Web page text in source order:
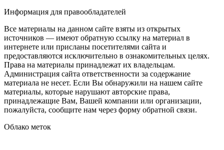
Информация для правообладателей
Все материалы на данном сайте взяты из открытых
источников — имеют обратную ссылку на материал в
интернете или присланы посетителями сайта и
предоставляются исключительно в ознакомительных целях.
Права на материалы принадлежат их владельцам.
Администрация сайта ответственности за содержание
материала не несет. Если Вы обнаружили на нашем сайте
материалы, которые нарушают авторские права,
принадлежащие Вам, Вашей компании или организации,
пожалуйста, сообщите нам через форму обратной связи.
Облако меток